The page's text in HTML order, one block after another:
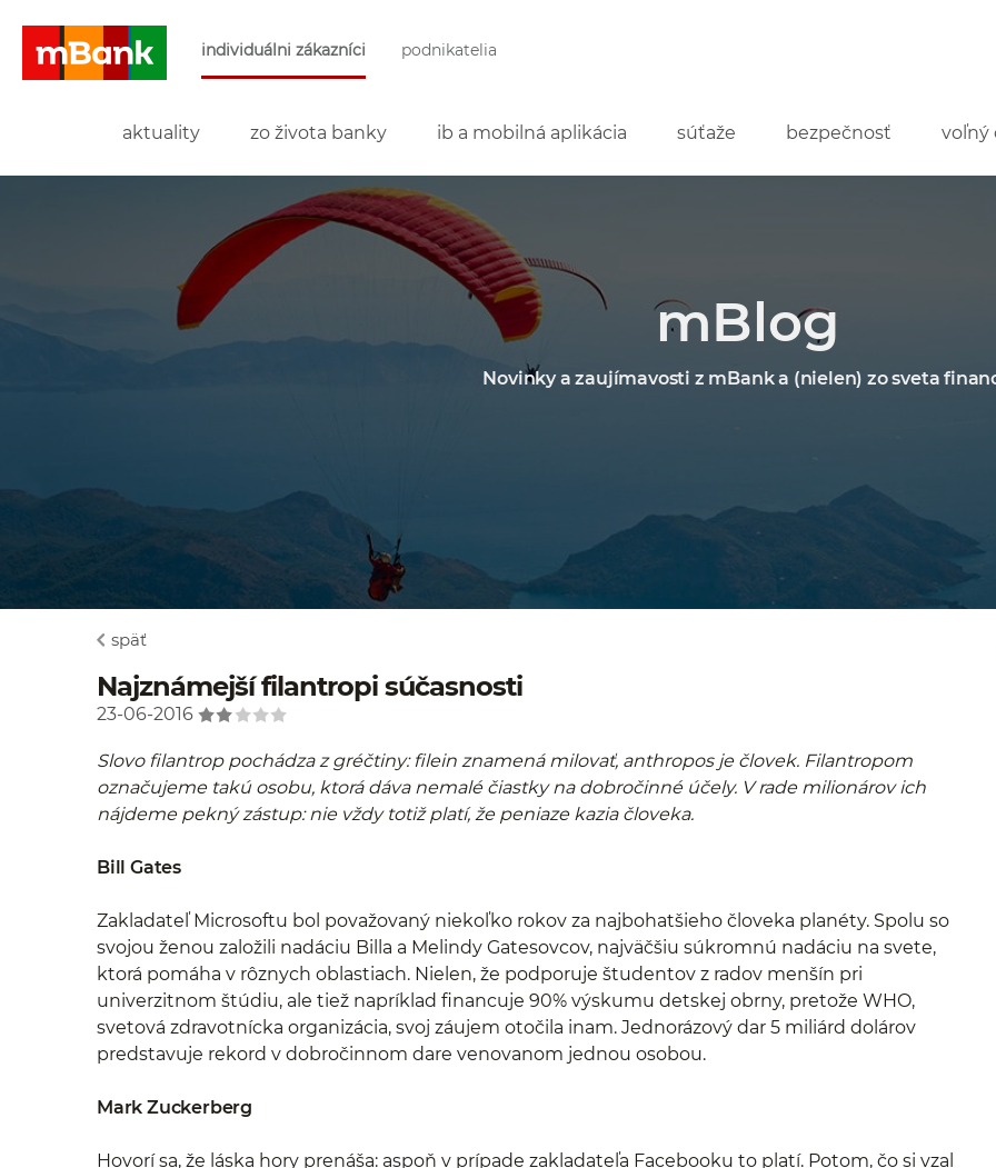
individuálni zákazníci podnikatelia
aktuality zo života banky ib a mobilná aplikácia súťaže bezpečnosť voľný
mBlog
Novinky a zaujímavosti z mBank a (nielen) zo sveta
späť
Najznámejší filantropi súčasnosti
23-06-2016
Slovo filantrop pochádza z gréčtiny: filein znamená milovať, anthropos je človek. Filantropom
označujeme takú osobu, ktorá dáva nemalé čiastky na dobročinné účely. V rade milionárov ich
nájdeme pekný zástup: nie vždy totiž platí, že peniaze kazia človeka.
Bill Gates
Zakladateľ Microsoftu bol považovaný niekoľko rokov za najbohatšieho človeka planéty. Spolu so
svojou ženou založili nadáciu Billa a Melindy Gatesovcov, najväčšiu súkromnú nadáciu na svete,
ktorá pomáha v rôznych oblastiach. Nielen, že podporuje študentov z radov menšín pri
univerzitnom štúdiu, ale tiež napríklad financuje 90% výskumu detskej obrny, pretože WHO,
svetová zdravotnícka organizácia, svoj záujem otočila inam. Jednorázový dar 5 miliárd dolárov
predstavuje rekord v dobročinnom dare venovanom jednou osobou.
Mark Zuckerberg
Hovorí sa, že láska hory prenáša: aspoň v prípade zakladateľa Facebooku to platí. Potom, čo si vzal